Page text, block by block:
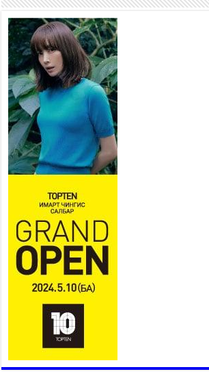
2026 оны 7 сар 15 / 11 цаг 22 минут
Наадмын амралтын өдрүүдэд
нийслэлийн эрүүл мэндийн
байгууллагууд дараах
хуваарийн дагуу ажиллана
2026 оны 7 сар 15 / 11 цаг 18 минут
Үндэсний их баяр наадам
эхэллээ
2026 оны 7 сар 15 / 11 цаг 14 минут
Үер усны аюулаас сэргийлж, нийслэлийн Онцгой
байдлын газрын 162 алба хаагч үүрэг гүйцэтгэж
байна
2026 оны 7 сар 15 / 11 цаг 07 минут
Үндэсний их сурын харваанд 850 харваач цэц
мэргэнээ сорьж байна
2026 оны 7 сар 15 / 11 цаг 03 минут
Төв цэнгэлдэхийн эргэн тойронд
2026 оны 7 сар 15 / 10 цаг 58 минут
Үндэсний их баяр наадмын шагайн харваа
насанд хүрэгчдийн багийн харваагаар
үргэлжилж байна
2026 оны 7 сар 15 / 10 цаг 52 минут
Үндэсний их баяр наадмын хүчит бөхийн